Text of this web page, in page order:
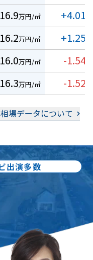
16.9万円/㎡ +4.01
16.2万円/㎡ +1.25
16.0万円/㎡ -1.54
16.3万円/㎡ -1.52
場データについて
出演多数
出版